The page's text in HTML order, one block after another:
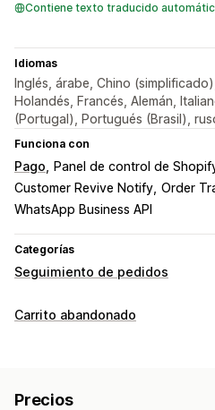
Contiene texto traducido
Idiomas
Inglés, árabe, Chino
Holandés, Francés, Alemán,
(Portugal), Portugués (Brasil),
Funciona con
Pago Panel de control de
Customer Revive Notify Order
WhatsApp Business API
Categorías
Seguimiento de pedidos
Notificaciones
Carrito abandonado
Precios